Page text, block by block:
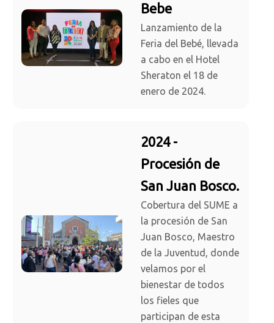
Bebe
Lanzamiento de la
Feria del Bebé, llevada
a cabo en el Hotel
Sheraton el 18 de
enero de 2024.
2024 -
Procesión de
San Juan Bosco.
Cobertura del SUME a
la procesión de San
Juan Bosco, Maestro
de la Juventud, donde
velamos por el
bienestar de todos
los fieles que
participan de esta